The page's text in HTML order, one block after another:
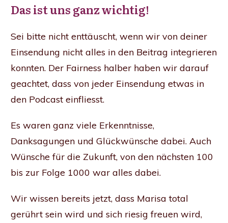
Das ist uns ganz wichtig!
Sei bitte nicht enttäuscht, wenn wir von deiner
Einsendung nicht alles in den Beitrag integrieren
konnten. Der Fairness halber haben wir darauf
geachtet, dass von jeder Einsendung etwas in
den Podcast einfliesst.
Es waren ganz viele Erkenntnisse,
Danksagungen und Glückwünsche dabei. Auch
Wünsche für die Zukunft, von den nächsten 100
bis zur Folge 1000 war alles dabei.
Wir wissen bereits jetzt, dass Marisa total
gerührt sein wird und sich riesig freuen wird,